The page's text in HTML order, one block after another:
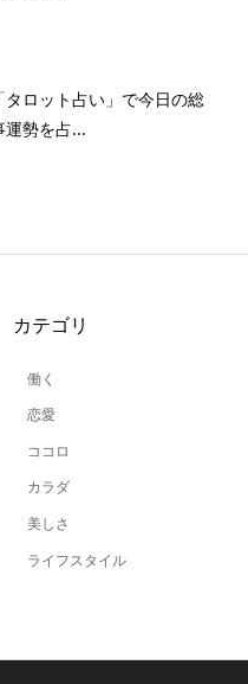
ロット占い」で今日の総
運勢を占...
カテゴリ
働く
恋愛
ココロ
カラダ
美しさ
ライフスタイル